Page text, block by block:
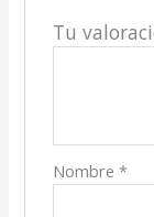
Tu
Nombre *